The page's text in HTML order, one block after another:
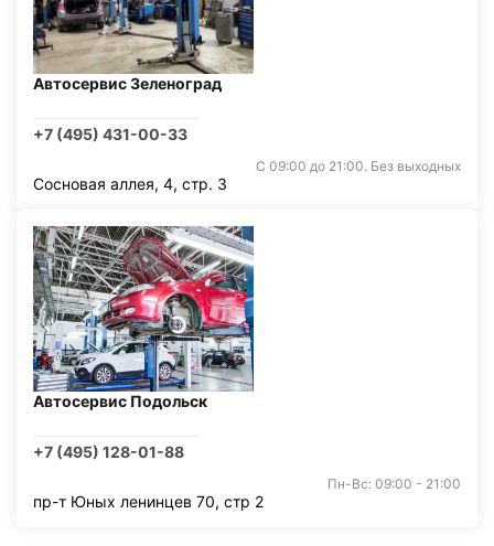
Автосервис Зеленоград
+7 (495) 431-00-33
С 09:00 до 21:00. Без выходных
Сосновая аллея, 4, стр. 3
Автосервис Подольск
+7 (495) 128-01-88
Пн-Вс: 09:00 - 21:00
пр-т Юных ленинцев 70, стр 2